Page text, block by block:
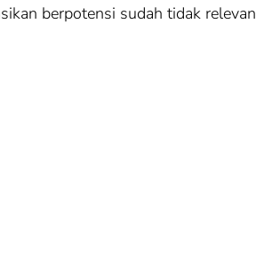
berpotensi sudah tidak relevan